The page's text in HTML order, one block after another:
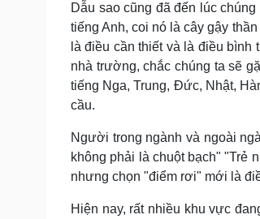
Dẫu sao cũng đã đến lúc
tiếng Anh, coi nó là cây gậy
là điều cần thiết và là điều
nhà trường, chắc chúng ta sẽ
tiếng Nga, Trung, Đức, Nhật,
cầu.
Người trong ngành và ngoài
không phải là chuột bạch" "Trẻ
nhưng chọn "điểm rơi" mới là
Hiện nay, rất nhiều khu vực